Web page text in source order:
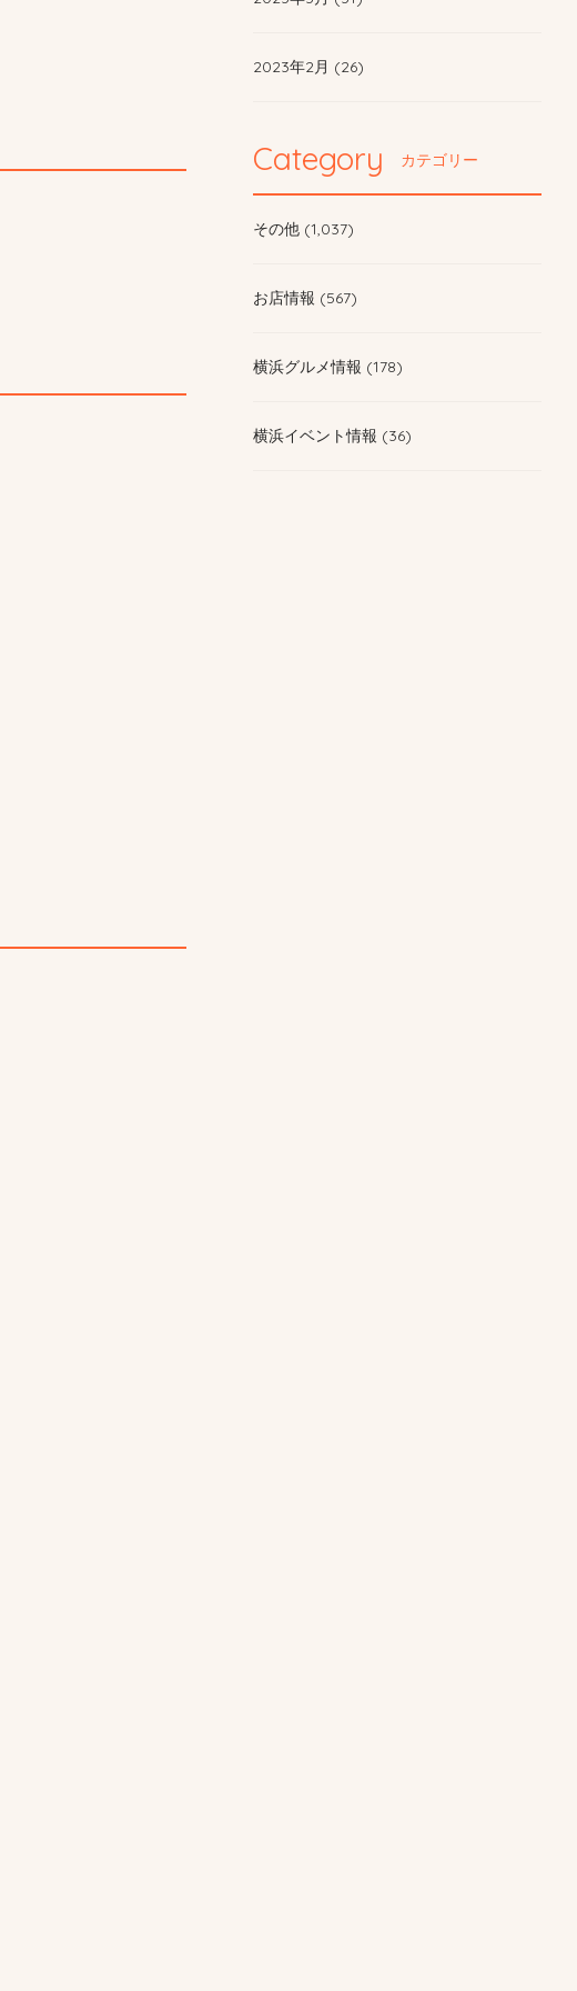
2023年2月 (26)
Category カテゴリー
その他 (1,037)
お店情報 (567)
横浜グルメ情報 (178)
横浜イベント情報 (36)